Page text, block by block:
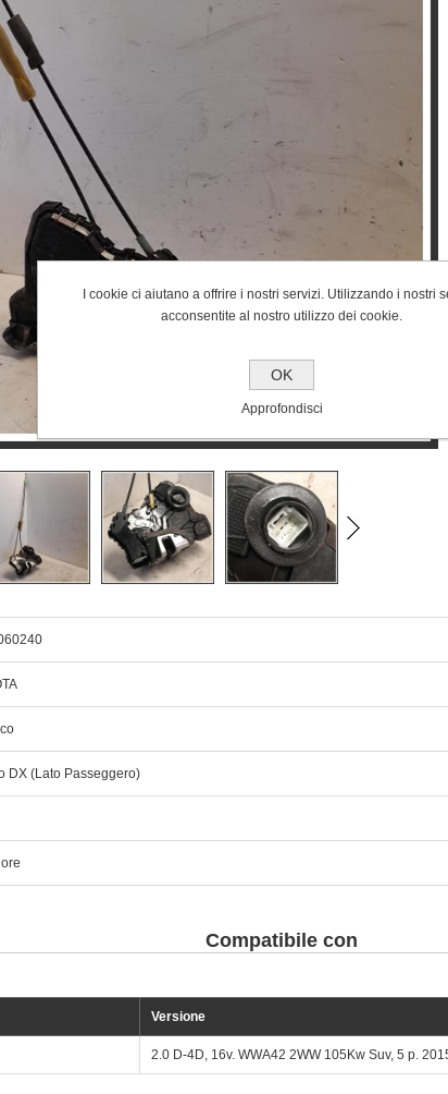
DX (Lato Passeggero)
Compatibile con
Versione
2.0 D-4D, 16v. WWA42 2WW 105Kw Suv, 5 p.
I cookie ci aiutano a offrire i nostri servizi. Utilizzando i nostri
acconsentite al nostro utilizzo dei cookie.
OK
Approfondisci